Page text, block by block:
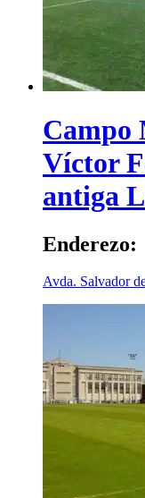
Campo
Víctor
antiga
Enderezo:
Avda. Salvador